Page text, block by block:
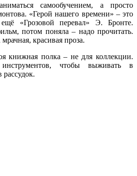
самообучением, а просто
«Герой нашего времени» – это
«Грозовой перевал» Э. Бронте.
потом поняла – надо прочитать.
красивая проза.
книжная полка – не для коллекции.
чтобы выживать в
рассудок.